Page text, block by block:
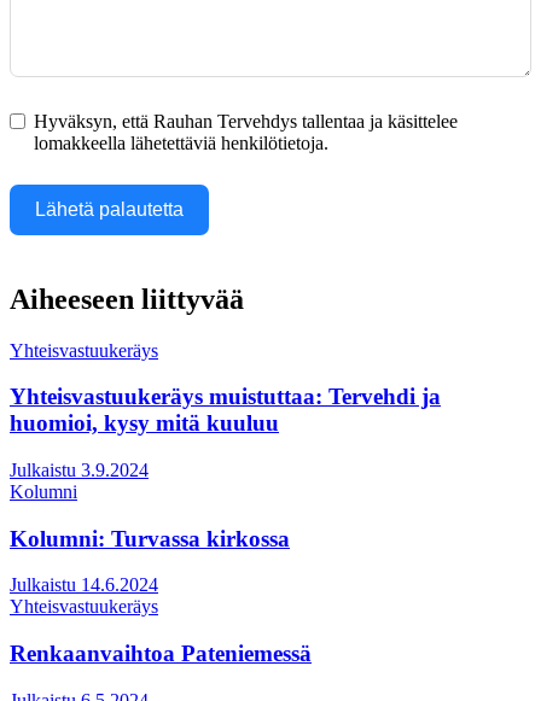
Hyväksyn, että Rauhan Tervehdys tallentaa ja käsittelee
lomakkeella lähetettäviä henkilötietoja.
Lähetä palautetta
Aiheeseen liittyvää
Yhteisvastuukeräys
Yhteisvastuukeräys muistuttaa: Tervehdi ja
huomioi, kysy mitä kuuluu
Julkaistu 3.9.2024
Kolumni
Kolumni: Turvassa kirkossa
Julkaistu 14.6.2024
Yhteisvastuukeräys
Renkaanvaihtoa Pateniemessä